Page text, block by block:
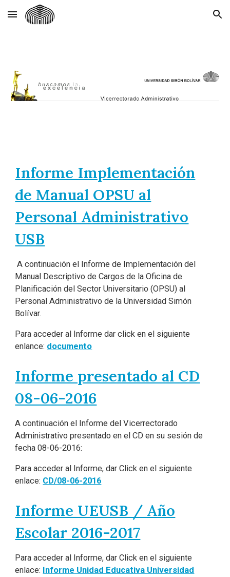
Skip to main content Skip to navigation
Informe Implementación
de Manual OPSU al
Personal Administrativo
USB
A continuación el Informe de Implementación del
Manual Descriptivo de Cargos de la Oficina de
Planificación del Sector Universitario (OPSU) al
Personal Administrativo de la Universidad Simón
Bolívar.
Para acceder al Informe dar click en el siguiente
enlance: documento
Informe presentado al CD
08-06-2016
A continuación el Informe del Vicerrectorado
Administrativo presentado en el CD en su sesión de
fecha 08-06-2016:
Para acceder al Informe, dar Click en el siguiente
enlace: CD/08-06-2016
Informe UEUSB / Año
Escolar 2016-2017
Para acceder al Informe, dar Click en el siguiente
enlace: Informe Unidad Educativa Universidad